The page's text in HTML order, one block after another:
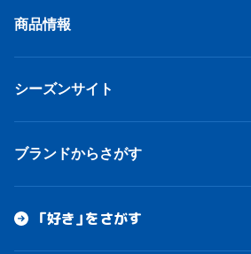
商品情報
シーズンサイト
ブランドからさがす
「好き」をさがす